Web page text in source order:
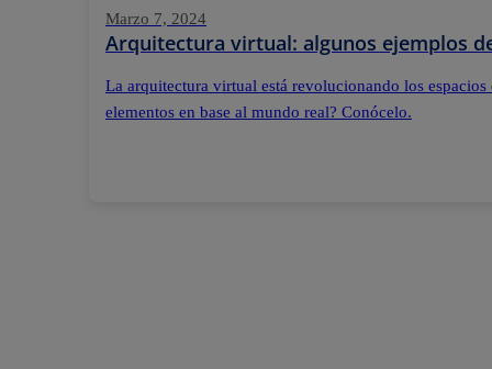
Marzo 7, 2024
Arquitectura virtual: algunos ejemplos
La arquitectura virtual está revolucionando los
elementos en base al mundo real? Conócelo.